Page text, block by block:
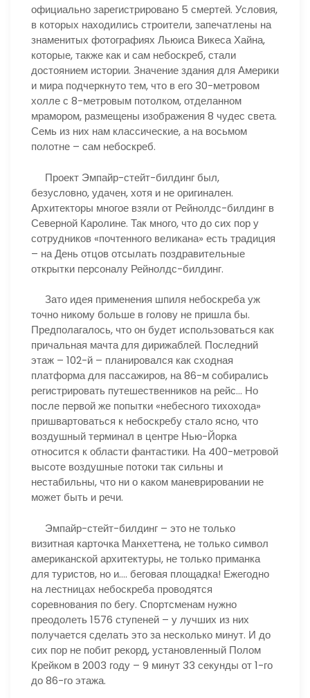
официально зарегистрировано 5 смертей. Условия,
в которых находились строители, запечатлены на
знаменитых фотографиях Льюиса Викеса Хайна,
которые, также как и сам небоскреб, стали
достоянием истории. Значение здания для Америки
и мира подчеркнуто тем, что в его 30-метровом
холле с 8-метровым потолком, отделанном
мрамором, размещены изображения 8 чудес света.
Семь из них нам классические, а на восьмом
полотне – сам небоскреб.
Проект Эмпайр-стейт-билдинг был,
безусловно, удачен, хотя и не оригинален.
Архитекторы многое взяли от Рейнолдс-билдинг в
Северной Каролине. Так много, что до сих пор у
сотрудников «почтенного великана» есть традиция
– на День отцов отсылать поздравительные
открытки персоналу Рейнолдс-билдинг.
Зато идея применения шпиля небоскреба уж
точно никому больше в голову не пришла бы.
Предполагалось, что он будет использоваться как
причальная мачта для дирижаблей. Последний
этаж – 102-й – планировался как сходная
платформа для пассажиров, на 86-м собирались
регистрировать путешественников на рейс… Но
после первой же попытки «небесного тихохода»
пришвартоваться к небоскребу стало ясно, что
воздушный терминал в центре Нью-Йорка
относится к области фантастики. На 400-метровой
высоте воздушные потоки так сильны и
нестабильны, что ни о каком маневрировании не
может быть и речи.
Эмпайр-стейт-билдинг – это не только
визитная карточка Манхеттена, не только символ
американской архитектуры, не только приманка
для туристов, но и…. беговая площадка! Ежегодно
на лестницах небоскреба проводятся
соревнования по бегу. Спортсменам нужно
преодолеть 1576 ступеней – у лучших из них
получается сделать это за несколько минут. И до
сих пор не побит рекорд, установленный Полом
Крейком в 2003 году – 9 минут 33 секунды от 1-го
до 86-го этажа.